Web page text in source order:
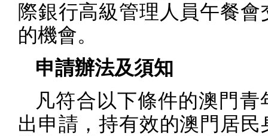
際銀行高級管理人員午餐會
的機會。
申請辦法及須知
凡符合以下條件的澳門青
出申請，持有效的澳門居民